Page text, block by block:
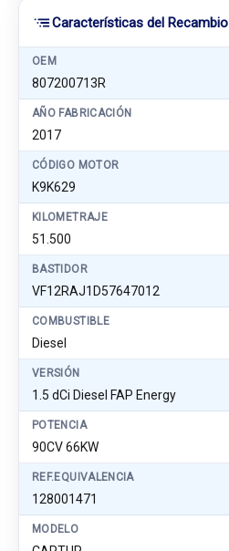
Características del Recambio
OEM
807200713R
AÑO FABRICACIÓN
2017
CÓDIGO MOTOR
K9K629
KILOMETRAJE
51.500
BASTIDOR
VF12RAJ1D57647012
COMBUSTIBLE
Diesel
VERSIÓN
1.5 dCi Diesel FAP Energy
POTENCIA
90CV 66KW
REF.EQUIVALENCIA
128001471
MODELO